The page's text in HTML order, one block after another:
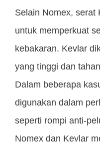
Selain Nomex, serat
untuk memperkuat
kebakaran. Kevlar
yang tinggi dan
Dalam beberapa
digunakan dalam
seperti rompi anti-
Nomex dan Kevlar